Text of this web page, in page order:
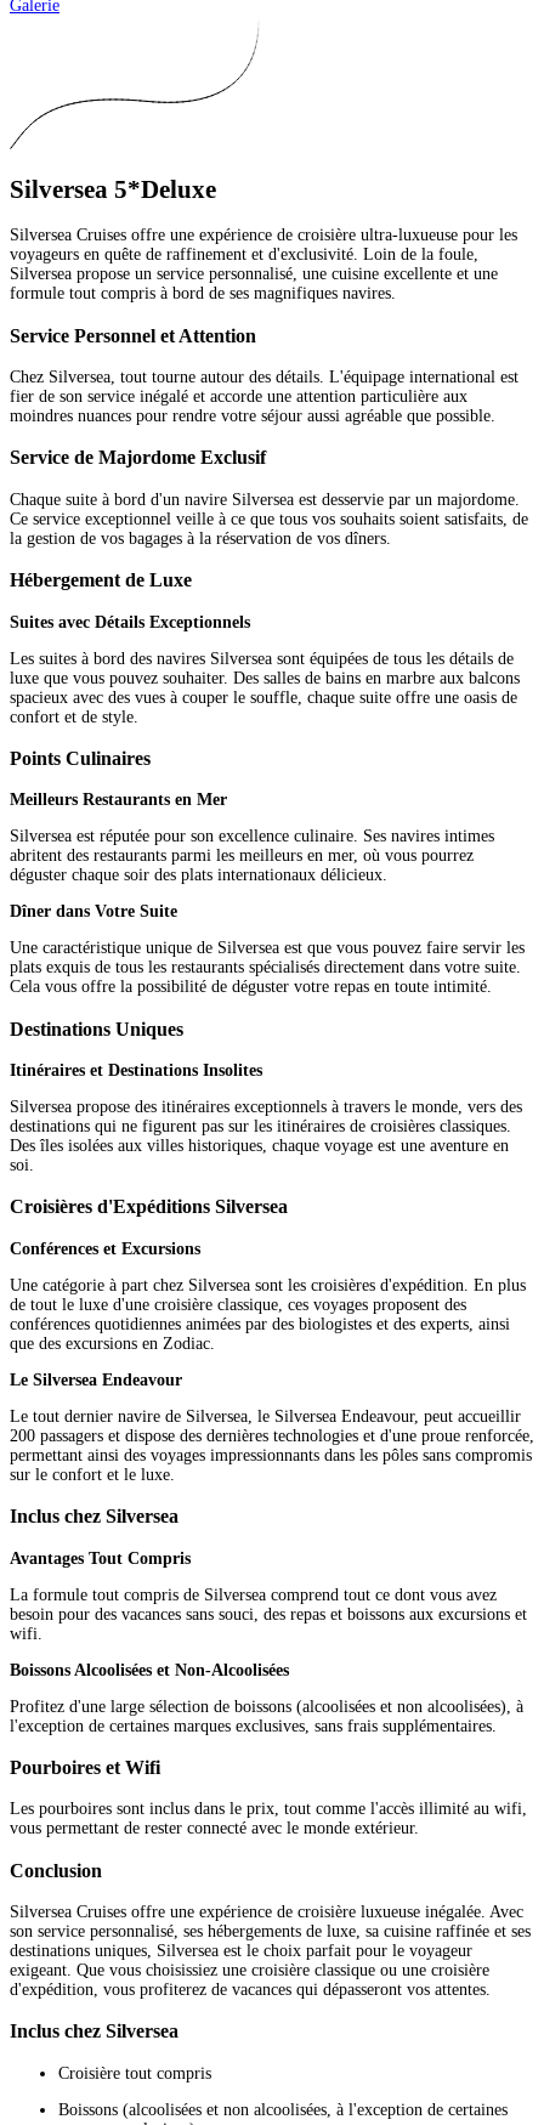
Galerie
Silversea 5*Deluxe
Silversea Cruises offre une expérience de croisière ultra-luxueuse pour les
voyageurs en quête de raffinement et d'exclusivité. Loin de la foule,
Silversea propose un service personnalisé, une cuisine excellente et une
formule tout compris à bord de ses magnifiques navires.
Service Personnel et Attention
Chez Silversea, tout tourne autour des détails. L'équipage international est
fier de son service inégalé et accorde une attention particulière aux
moindres nuances pour rendre votre séjour aussi agréable que possible.
Service de Majordome Exclusif
Chaque suite à bord d'un navire Silversea est desservie par un majordome.
Ce service exceptionnel veille à ce que tous vos souhaits soient satisfaits, de
la gestion de vos bagages à la réservation de vos dîners.
Hébergement de Luxe
Suites avec Détails Exceptionnels
Les suites à bord des navires Silversea sont équipées de tous les détails de
luxe que vous pouvez souhaiter. Des salles de bains en marbre aux balcons
spacieux avec des vues à couper le souffle, chaque suite offre une oasis de
confort et de style.
Points Culinaires
Meilleurs Restaurants en Mer
Silversea est réputée pour son excellence culinaire. Ses navires intimes
abritent des restaurants parmi les meilleurs en mer, où vous pourrez
déguster chaque soir des plats internationaux délicieux.
Dîner dans Votre Suite
Une caractéristique unique de Silversea est que vous pouvez faire servir les
plats exquis de tous les restaurants spécialisés directement dans votre suite.
Cela vous offre la possibilité de déguster votre repas en toute intimité.
Destinations Uniques
Itinéraires et Destinations Insolites
Silversea propose des itinéraires exceptionnels à travers le monde, vers des
destinations qui ne figurent pas sur les itinéraires de croisières classiques.
Des îles isolées aux villes historiques, chaque voyage est une aventure en
soi.
Croisières d'Expéditions Silversea
Conférences et Excursions
Une catégorie à part chez Silversea sont les croisières d'expédition. En plus
de tout le luxe d'une croisière classique, ces voyages proposent des
conférences quotidiennes animées par des biologistes et des experts, ainsi
que des excursions en Zodiac.
Le Silversea Endeavour
Le tout dernier navire de Silversea, le Silversea Endeavour, peut accueillir
200 passagers et dispose des dernières technologies et d'une proue renforcée,
permettant ainsi des voyages impressionnants dans les pôles sans compromis
sur le confort et le luxe.
Inclus chez Silversea
Avantages Tout Compris
La formule tout compris de Silversea comprend tout ce dont vous avez
besoin pour des vacances sans souci, des repas et boissons aux excursions et
wifi.
Boissons Alcoolisées et Non-Alcoolisées
Profitez d'une large sélection de boissons (alcoolisées et non alcoolisées), à
l'exception de certaines marques exclusives, sans frais supplémentaires.
Pourboires et Wifi
Les pourboires sont inclus dans le prix, tout comme l'accès illimité au wifi,
vous permettant de rester connecté avec le monde extérieur.
Conclusion
Silversea Cruises offre une expérience de croisière luxueuse inégalée. Avec
son service personnalisé, ses hébergements de luxe, sa cuisine raffinée et ses
destinations uniques, Silversea est le choix parfait pour le voyageur
exigeant. Que vous choisissiez une croisière classique ou une croisière
d'expédition, vous profiterez de vacances qui dépasseront vos attentes.
Inclus chez Silversea
Croisière tout compris
Boissons (alcoolisées et non alcoolisées, à l'exception de certaines